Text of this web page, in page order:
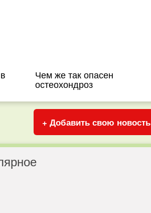
Чем же так опасен
остеохондроз
+ Добавить свою новость